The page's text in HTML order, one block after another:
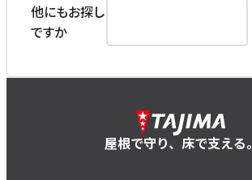
他にもお探し
ですか
屋根で守り、床で支える。